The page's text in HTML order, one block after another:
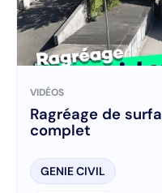
VIDÉOS
Ragréage de
complet
GENIE CIVIL